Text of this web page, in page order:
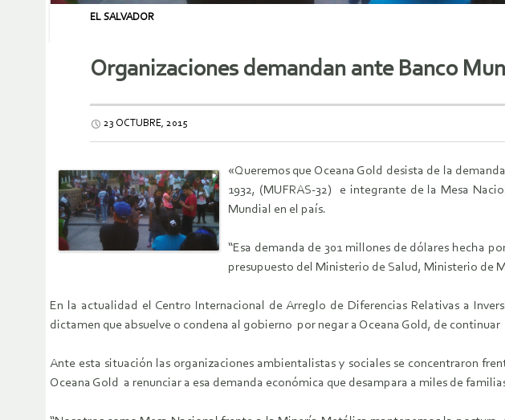
EL SALVADOR
Organizaciones demandan ante Banco
23 OCTUBRE, 2015
«Queremos que Oceana Gold desista de la
1932, (MUFRAS-32) e integrante de la Mesa
Mundial en el país.
“Esa demanda de 301 millones de dólares hecha
presupuesto del Ministerio de Salud, Ministerio de
En la actualidad el Centro Internacional de Arreglo de Diferencias Relativas a
dictamen que absuelve o condena al gobierno por negar a Oceana Gold, de
Ante esta situación las organizaciones ambientalistas y sociales se concentraron
Oceana Gold a renunciar a esa demanda económica que desampara a miles de